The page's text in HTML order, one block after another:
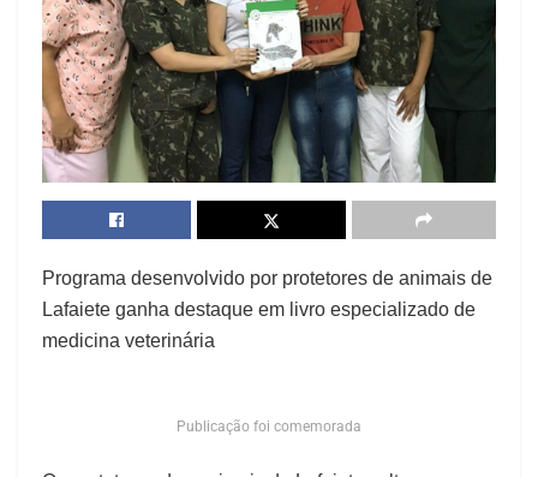
Programa desenvolvido por protetores de animais de
Lafaiete ganha destaque em livro especializado de
medicina veterinária
Publicação foi comemorada